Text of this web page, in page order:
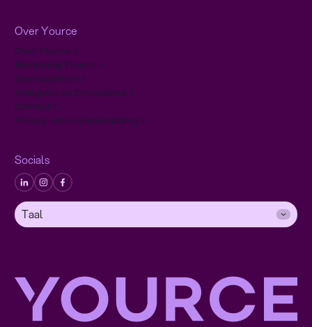
Over Yource
Over Yource
Werken bij Yource
Duurzaamheid
Veiligheid en Compliance
Contact
Privacy- en cookieverklaring
Socials
Taal